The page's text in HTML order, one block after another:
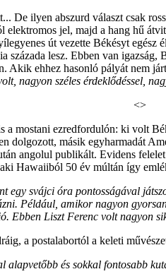
De ilyen abszurd választ csak
jel, majd a hang hű
út vezette Békésyt
százada lesz. Ebben van igazság,
Akik ehhez hasonló pályát nem
nagyon széles érdeklődéssel,
<>
mostani ezredfordulón: ki volt
dolgozott, másik egyharmadát
angolul publikált. Evidens
Hawaiiból 50 év múltán így
svájci óra pontosságával
Például, amikor nagyon
Ebben Liszt Ferenc volt nagyon
a postalabortól a keleti
és sokkal fontosabb